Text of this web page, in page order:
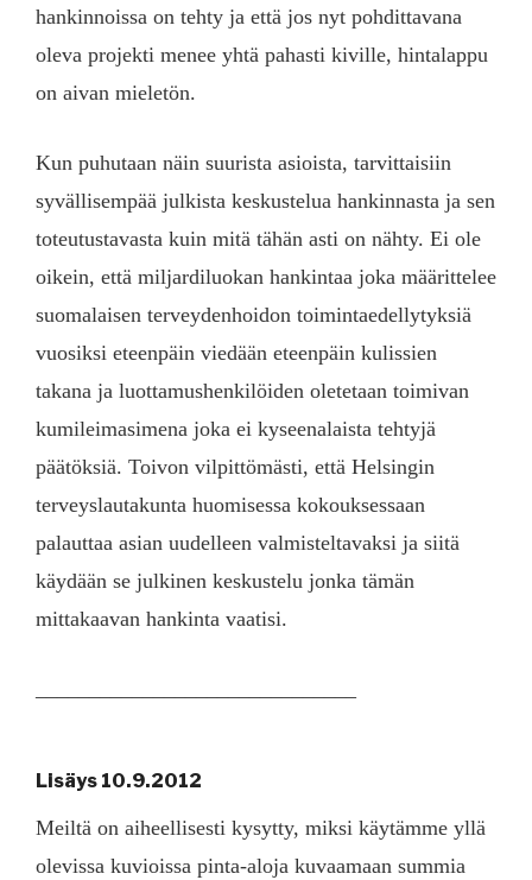
hankinnoissa on tehty ja että jos nyt pohdittavana
oleva projekti menee yhtä pahasti kiville, hintalappu
on aivan mieletön.
Kun puhutaan näin suurista asioista, tarvittaisiin
syvällisempää julkista keskustelua hankinnasta ja sen
toteutustavasta kuin mitä tähän asti on nähty. Ei ole
oikein, että miljardiluokan hankintaa joka määrittelee
suomalaisen terveydenhoidon toimintaedellytyksiä
vuosiksi eteenpäin viedään eteenpäin kulissien
takana ja luottamushenkilöiden oletetaan toimivan
kumileimasimena joka ei kyseenalaista tehtyjä
päätöksiä. Toivon vilpittömästi, että Helsingin
terveyslautakunta huomisessa kokouksessaan
palauttaa asian uudelleen valmisteltavaksi ja siitä
käydään se julkinen keskustelu jonka tämän
mittakaavan hankinta vaatisi.
Lisäys 10.9.2012
Meiltä on aiheellisesti kysytty, miksi käytämme yllä
olevissa kuvioissa pinta-aloja kuvaamaan summia